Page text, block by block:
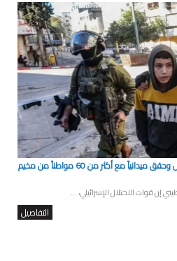
نادي الأسير الفلسطيني: الاحتلال اعتقل وحقق ميدانياً مع أكثر من 60 مواطناً من مخيم
إن قوات الاحتلال الإسرائيلي، ...
التفاصيل